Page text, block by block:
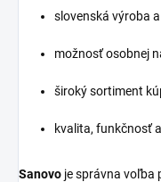
slovenská výroba
možnosť osobnej
široký sortiment
kvalita, funkčnosť
Sanovo je správna voľba